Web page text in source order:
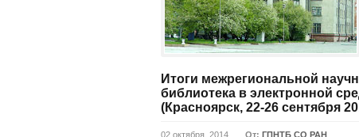
Итоги межрегиональной
библиотека в электронной
(Красноярск, 22-26 сентября
02 октября, 2014 От: ГПНТБ СО РАН